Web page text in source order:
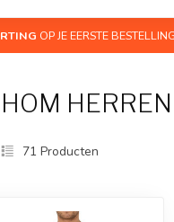
OP JE EERSTE BESTELLING
71 Producten